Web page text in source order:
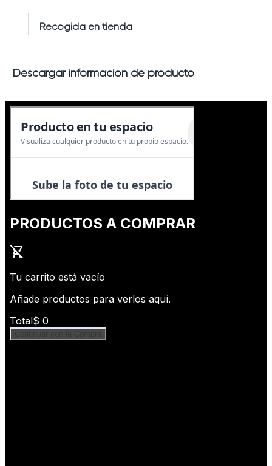
Recogida en tienda
Descargar información de producto